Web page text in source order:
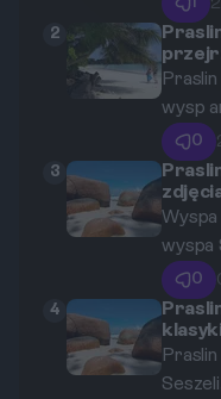
Twój
2
wysp
dzikiej
gdzie
urlopu.
0
3
wyspa
swoimi
Od
0
4